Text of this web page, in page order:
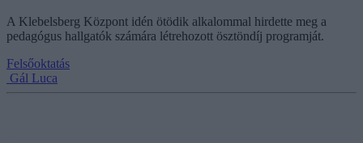
A Klebelsberg Központ idén ötödik alkalommal hirdette meg a
pedagógus hallgatók számára létrehozott ösztöndíj programját.
Felsőoktatás
Gál Luca